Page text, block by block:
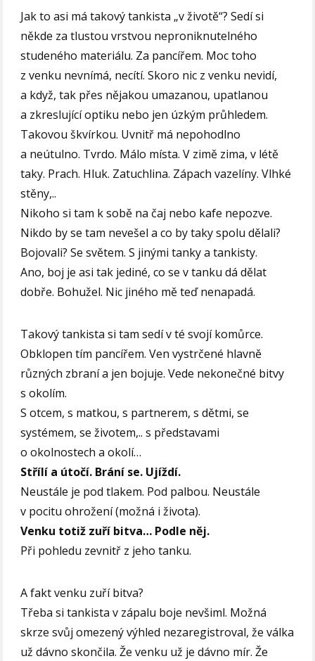
Jak to asi má takový tankista „v životě“? Sedí si
někde za tlustou vrstvou neproniknutelného
studeného materiálu. Za pancířem. Moc toho
z venku nevnímá, necítí. Skoro nic z venku nevidí,
a když, tak přes nějakou umazanou, upatlanou
a zkreslující optiku nebo jen úzkým průhledem.
Takovou škvírkou. Uvnitř má nepohodlno
a neútulno. Tvrdo. Málo místa. V zimě zima, v létě
taky. Prach. Hluk. Zatuchlina. Zápach vazelíny. Vlhké
stěny,..
Nikoho si tam k sobě na čaj nebo kafe nepozve.
Nikdo by se tam nevešel a co by taky spolu dělali?
Bojovali? Se světem. S jinými tanky a tankisty.
Ano, boj je asi tak jediné, co se v tanku dá dělat
dobře. Bohužel. Nic jiného mě teď nenapadá.
Takový tankista si tam sedí v té svojí komůrce.
Obklopen tím pancířem. Ven vystrčené hlavně
různých zbraní a jen bojuje. Vede nekonečné bitvy
s okolím.
S otcem, s matkou, s partnerem, s dětmi, se
systémem, se životem,.. s představami
o okolnostech a okolí…
Střílí a útočí. Brání se. Ujíždí.
Neustále je pod tlakem. Pod palbou. Neustále
v pocitu ohrožení (možná i života).
Venku totiž zuří bitva… Podle něj.
Při pohledu zevnitř z jeho tanku.
A fakt venku zuří bitva?
Třeba si tankista v zápalu boje nevšiml. Možná
skrze svůj omezený výhled nezaregistroval, že válka
už dávno skončila. Že venku už je dávno mír. Že